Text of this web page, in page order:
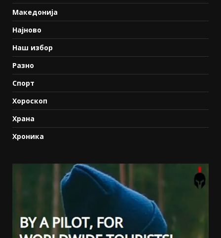
Македонија
Најново
Наш избор
Разно
Спорт
Хороскоп
Храна
Хроника